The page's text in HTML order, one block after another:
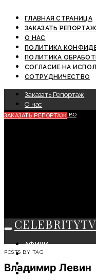
ГЛАВНАЯ СТРАНИЦА
ЗАКАЗАТЬ РЕПОРТАЖ
О НАС
ПОЛИТИКА
ПОЛИТИКА
СОГЛАСИЕ НА
СОТРУДНИЧЕСТВО
Заказать Репортаж
О нас
Сотрудничество
ЗАКАЗАТЬ РЕПОРТАЖ
CELEBRITYTV
АФИША
СОБЫТИЯ
КРАСОТА
МОДА
POSTS BY TAG
Владимир Левин